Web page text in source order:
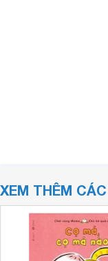
XEM THÊM